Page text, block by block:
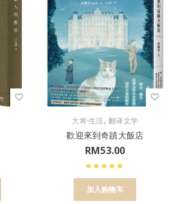
大将·生活,翻译文学
歡迎來到奇蹟大飯店
RM53.00
加入购物车